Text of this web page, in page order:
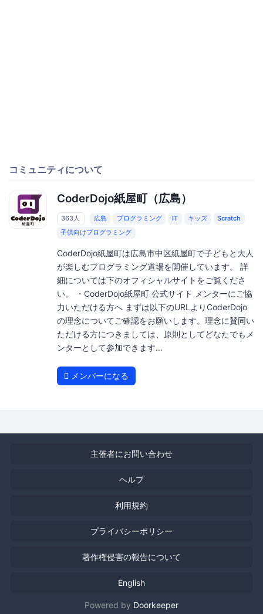
コミュニティについて
CoderDojo紙屋町（広島）
363人 広島 プログラミング IT キッズ
Scratch
子供向けプログラミング
CoderDojo紙屋町は広島市中区紙屋町で子どもと大人
が楽しむプログラミング道場を開催しています。 詳
細については下のオフィシャルサイトをご覧くださ
い。 ・CoderDojo紙屋町 公式サイト メンターにご協
力いただける方へ まずは以下のURLよりCoderDojo
の理念についてご確認をお願いします。理念に賛同い
ただける方につきましては、原則としてどなたでもメ
ンターとして参加できます...
メンバーになる
主催者にお問い合わせ
ヘルプ
利用規約
プライバシーポリシー
著作権侵害の報告について
English
Powered by Doorkeeper